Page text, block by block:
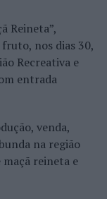
Reineta”,
nos dias 30,
Recreativa e
entrada
venda,
na região
maçã reineta e